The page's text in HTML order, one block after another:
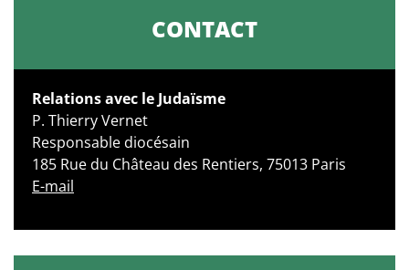
CONTACT
Relations avec le Judaïsme
P. Thierry Vernet
Responsable diocésain
185 Rue du Château des Rentiers, 75013 Paris
E-mail